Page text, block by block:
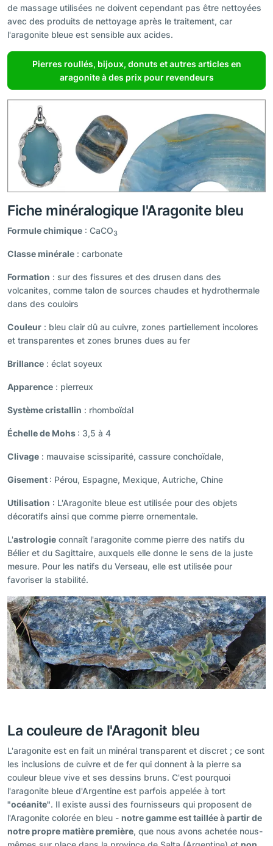
de massage utilisées ne doivent cependant pas être nettoyées
avec des produits de nettoyage après le traitement, car
l'aragonite bleue est sensible aux acides.
Pierres roullés, bijoux, donuts et autres articles en
aragonite à des prix pour revendeurs
Fiche minéralogique l'Aragonite bleu
Formule chimique : CaCO3
Classe minérale : carbonate
Formation : sur des fissures et des drusen dans des
volcanites, comme talon de sources chaudes et hydrothermale
dans des couloirs
Couleur : bleu clair dû au cuivre, zones partiellement incolores
et transparentes et zones brunes dues au fer
Brillance : éclat soyeux
Apparence : pierreux
Système cristallin : rhomboïdal
Échelle de Mohs : 3,5 à 4
Clivage : mauvaise scissiparité, cassure conchoïdale,
Gisement : Pérou, Espagne, Mexique, Autriche, Chine
Utilisation : L'Aragonite bleue est utilisée pour des objets
décoratifs ainsi que comme pierre ornementale.
L'astrologie connaît l'aragonite comme pierre des natifs du
Bélier et du Sagittaire, auxquels elle donne le sens de la juste
mesure. Pour les natifs du Verseau, elle est utilisée pour
favoriser la stabilité.
La couleure de l'Aragonit bleu
L'aragonite est en fait un minéral transparent et discret ; ce sont
les inclusions de cuivre et de fer qui donnent à la pierre sa
couleur bleue vive et ses dessins bruns. C'est pourquoi
l'aragonite bleue d'Argentine est parfois appelée à tort
"océanite". Il existe aussi des fournisseurs qui proposent de
l'Aragonite colorée en bleu - notre gamme est taillée à partir de
notre propre matière première, que nous avons achetée nous-